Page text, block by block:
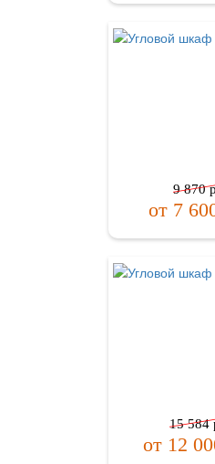
9 870
от 7
15 584
от 12